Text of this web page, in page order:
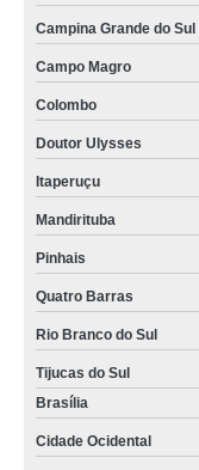
funis de destilação Vitória
funis de vidro laboratório
funis de decantação venda
funis de laboratório
funis de vidro função
funis de vidro laboratório
funis de vidro sinterizado
sob encomenda funis
funis de haste longa
Campina Grande do Sul
Campo Magro
Colombo
Doutor Ulysses
Itaperuçu
Mandirituba
Pinhais
Quatro Barras
Rio Branco do Sul
Tijucas do Sul
Brasília
Cidade Ocidental